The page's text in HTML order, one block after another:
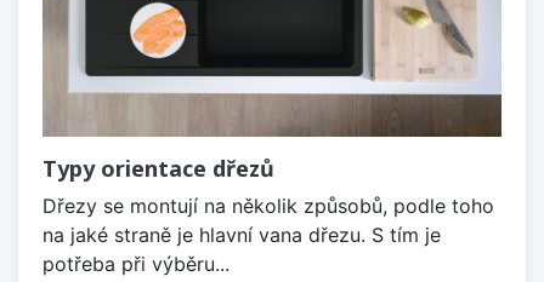
Typy orientace dřezů
Dřezy se montují na několik způsobů, podle toho
na jaké straně je hlavní vana dřezu. S tím je
potřeba při výběru...